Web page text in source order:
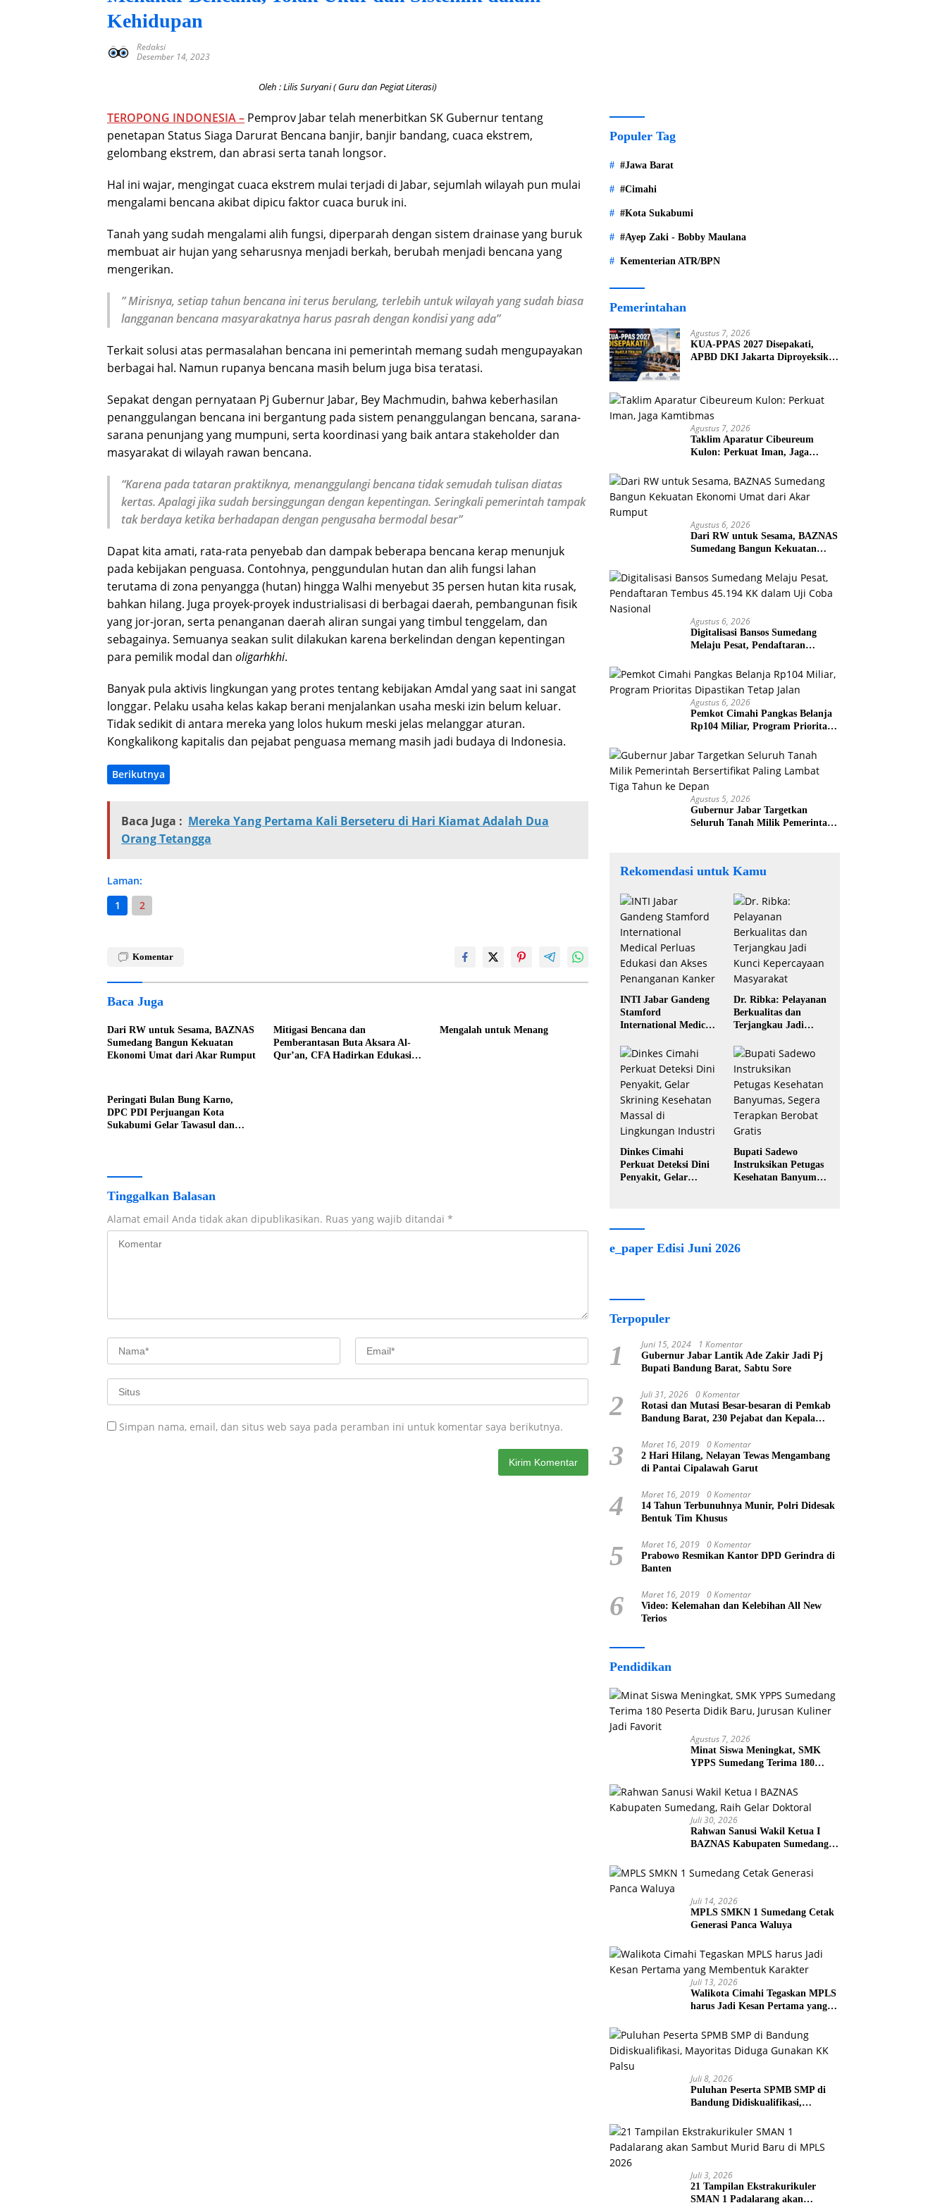
Kehidupan
Redaksi
Desember 14, 2023
Oleh : Lilis Suryani ( Guru dan Pegiat Literasi)
TEROPONG INDONESIA – Pemprov Jabar telah menerbitkan SK Gubernur tentang
penetapan Status Siaga Darurat Bencana banjir, banjir bandang, cuaca ekstrem,
gelombang ekstrem, dan abrasi serta tanah longsor.
Hal ini wajar, mengingat cuaca ekstrem mulai terjadi di Jabar, sejumlah wilayah pun mulai
mengalami bencana akibat dipicu faktor cuaca buruk ini.
Tanah yang sudah mengalami alih fungsi, diperparah dengan sistem drainase yang buruk
membuat air hujan yang seharusnya menjadi berkah, berubah menjadi bencana yang
mengerikan.
” Mirisnya, setiap tahun bencana ini terus berulang, terlebih untuk wilayah yang sudah biasa
langganan bencana masyarakatnya harus pasrah dengan kondisi yang ada”
Terkait solusi atas permasalahan bencana ini pemerintah memang sudah mengupayakan
berbagai hal. Namun rupanya bencana masih belum juga bisa teratasi.
Sepakat dengan pernyataan Pj Gubernur Jabar, Bey Machmudin, bahwa keberhasilan
penanggulangan bencana ini bergantung pada sistem penanggulangan bencana, sarana-
sarana penunjang yang mumpuni, serta koordinasi yang baik antara stakeholder dan
masyarakat di wilayah rawan bencana.
“Karena pada tataran praktiknya, menanggulangi bencana tidak semudah tulisan diatas
kertas. Apalagi jika sudah bersinggungan dengan kepentingan. Seringkali pemerintah tampak
tak berdaya ketika berhadapan dengan pengusaha bermodal besar”
Dapat kita amati, rata-rata penyebab dan dampak beberapa bencana kerap menunjuk
pada kebijakan penguasa. Contohnya, penggundulan hutan dan alih fungsi lahan
terutama di zona penyangga (hutan) hingga Walhi menyebut 35 persen hutan kita rusak,
bahkan hilang. Juga proyek-proyek industrialisasi di berbagai daerah, pembangunan fisik
yang jor-joran, serta penanganan daerah aliran sungai yang timbul tenggelam, dan
sebagainya. Semuanya seakan sulit dilakukan karena berkelindan dengan kepentingan
para pemilik modal dan oligarhkhi.
Banyak pula aktivis lingkungan yang protes tentang kebijakan Amdal yang saat ini sangat
longgar. Pelaku usaha kelas kakap berani menjalankan usaha meski izin belum keluar.
Tidak sedikit di antara mereka yang lolos hukum meski jelas melanggar aturan.
Kongkalikong kapitalis dan pejabat penguasa memang masih jadi budaya di Indonesia.
Berikutnya
Baca Juga : Mereka Yang Pertama Kali Berseteru di Hari Kiamat Adalah Dua
Orang Tetangga
Laman:
1
2
Komentar
Baca Juga
Dari RW untuk Sesama, BAZNAS
Sumedang Bangun Kekuatan
Ekonomi Umat dari Akar Rumput
Mitigasi Bencana dan
Pemberantasan Buta Aksara Al-
Qur’an, CFA Hadirkan Edukasi
Mengalah untuk Menang
Peringati Bulan Bung Karno,
DPC PDI Perjuangan Kota
Sukabumi Gelar Tawasul dan
Tinggalkan Balasan
Alamat email Anda tidak akan dipublikasikan. Ruas yang wajib ditandai *
Simpan nama, email, dan situs web saya pada peramban ini untuk komentar saya berikutnya.
Populer Tag
#Jawa Barat
#Cimahi
#Kota Sukabumi
#Ayep Zaki - Bobby Maulana
Kementerian ATR/BPN
Pemerintahan
Agustus 7, 2026
KUA-PPAS 2027 Disepakati,
APBD DKI Jakarta Diproyeksikan
Agustus 7, 2026
Taklim Aparatur Cibeureum
Kulon: Perkuat Iman, Jaga
Agustus 6, 2026
Dari RW untuk Sesama, BAZNAS
Sumedang Bangun Kekuatan
Agustus 6, 2026
Digitalisasi Bansos Sumedang
Melaju Pesat, Pendaftaran
Coba Nasional
Agustus 6, 2026
Pemkot Cimahi Pangkas Belanja
Rp104 Miliar, Program Prioritas
Agustus 5, 2026
Gubernur Jabar Targetkan
Seluruh Tanah Milik Pemerintah
Rekomendasi untuk Kamu
INTI Jabar Gandeng
Stamford
International Medical
Akses Penanganan
Kanker
Dr. Ribka: Pelayanan
Berkualitas dan
Terjangkau Jadi
Masyarakat
Dinkes Cimahi
Perkuat Deteksi Dini
Penyakit, Gelar
Bupati Sadewo
Instruksikan Petugas
Kesehatan Banyumas,
e_paper Edisi Juni 2026
Terpopuler
1 Juni 15, 2024 1 Komentar
Gubernur Jabar Lantik Ade Zakir Jadi Pj
Bupati Bandung Barat, Sabtu Sore
2 Juli 31, 2026 0 Komentar
Rotasi dan Mutasi Besar-besaran di Pemkab
Bandung Barat, 230 Pejabat dan Kepala
3 Maret 16, 2019 0 Komentar
2 Hari Hilang, Nelayan Tewas Mengambang
di Pantai Cipalawah Garut
4 Maret 16, 2019 0 Komentar
14 Tahun Terbunuhnya Munir, Polri Didesak
Bentuk Tim Khusus
5 Maret 16, 2019 0 Komentar
Prabowo Resmikan Kantor DPD Gerindra di
Banten
6 Maret 16, 2019 0 Komentar
Video: Kelemahan dan Kelebihan All New
Terios
Pendidikan
Agustus 7, 2026
Minat Siswa Meningkat, SMK
YPPS Sumedang Terima 180
Kuliner Jadi Favorit
Juli 30, 2026
Rahwan Sanusi Wakil Ketua I
BAZNAS Kabupaten Sumedang,
Juli 14, 2026
MPLS SMKN 1 Sumedang Cetak
Generasi Panca Waluya
Juli 13, 2026
Walikota Cimahi Tegaskan MPLS
harus Jadi Kesan Pertama yang
Juli 8, 2026
Puluhan Peserta SPMB SMP di
Bandung Didiskualifikasi,
Palsu
Juli 3, 2026
21 Tampilan Ekstrakurikuler
SMAN 1 Padalarang akan